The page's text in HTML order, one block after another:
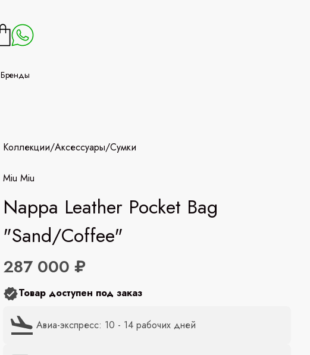
Бренды
Коллекции/Аксессуары/Сумки
Miu Miu
Nappa Leather Pocket Bag
"Sand/Coffee"
287 000 ₽
Товар доступен под заказ
Авиа-экспресс: 10 - 14 рабочих дней